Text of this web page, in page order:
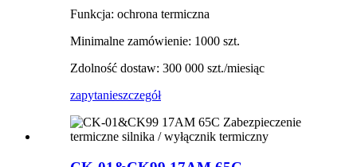
Funkcja: ochrona termiczna
Minimalne zamówienie: 1000 szt.
Zdolność dostaw: 300 000 szt./miesiąc
zapytanieszczegół